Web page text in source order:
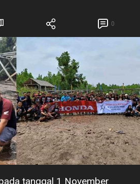
0
tanggal 1 November